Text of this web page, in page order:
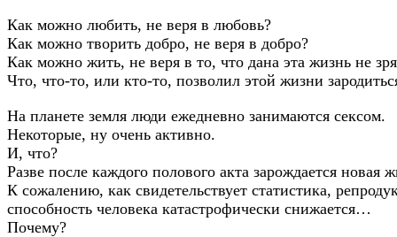
Как можно любить, не веря в любовь?
Как можно творить добро, не веря в добро?
Как можно жить, не веря в то, что дана эта жизнь не
Что, что-то, или кто-то, позволил этой жизни
На планете земля люди ежедневно занимаются сексом.
Некоторые, ну очень активно.
И, что?
Разве после каждого полового акта зарождается новая
К сожалению, как свидетельствует статистика,
способность человека катастрофически снижается…
Почему?